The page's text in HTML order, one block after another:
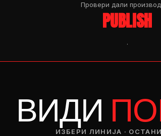
Провери дали
PUBLISH
.
ВИДИ
ИЗБЕРИ ЛИНИЈА · ОСТАНИ